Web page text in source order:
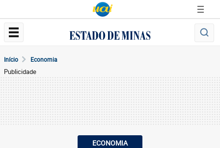
Início Economia
Publicidade
ECONOMIA